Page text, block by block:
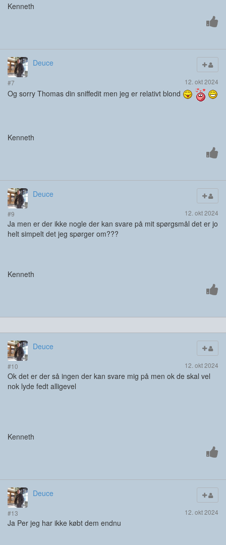
Kenneth
Deuce
#7 12. okt 2024
Og sorry Thomas din sniffedit men jeg er relativt blond
Kenneth
Deuce
#9 12. okt 2024
Ja men er der ikke nogle der kan svare på mit spørgsmål det er jo
helt simpelt det jeg spørger om???
Kenneth
Deuce
#10 12. okt 2024
Ok det er der så ingen der kan svare mig på men ok de skal vel
nok lyde fedt alligevel
Kenneth
Deuce
#13 12. okt 2024
Ja Per jeg har ikke købt dem endnu